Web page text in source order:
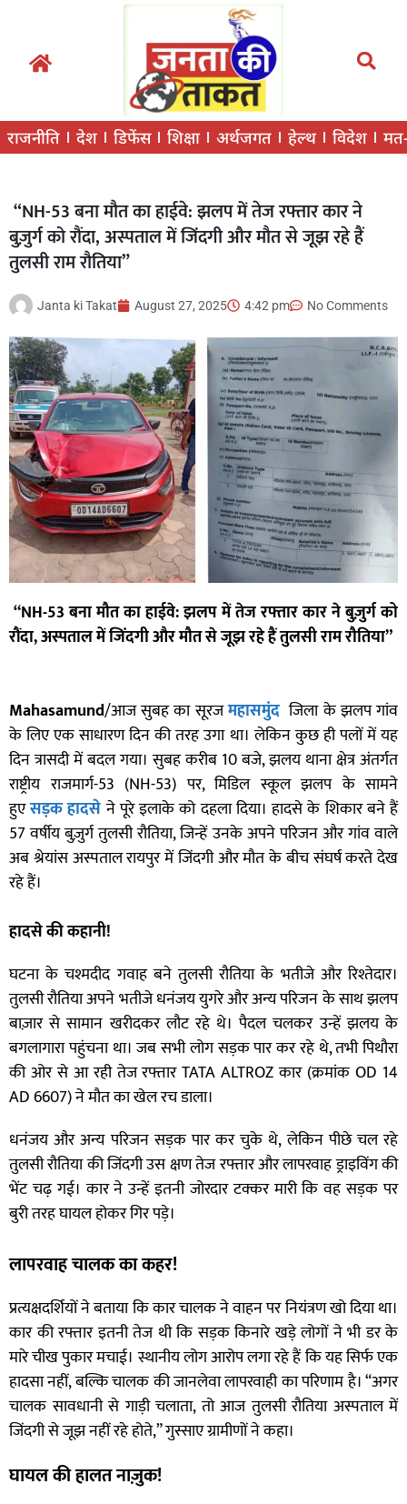
राजनीति देश डिफेंस शिक्षा अर्थजगत हेल्थ विदेश
“NH-53 बना मौत का हाईवे: झलप में तेज रफ्तार कार ने
बुज़ुर्ग को रौंदा, अस्पताल में जिंदगी और मौत से जूझ रहे हैं
तुलसी राम रौतिया”
Janta ki Takat August 27, 2025 4:42 pm No Comments
“NH-53 बना मौत का हाईवे: झलप में तेज रफ्तार कार ने बुज़ुर्ग को
रौंदा, अस्पताल में जिंदगी और मौत से जूझ रहे हैं तुलसी राम रौतिया”
Mahasamund/आज सुबह का सूरजमहासमुंदजिला के झलप गांव
के लिए एक साधारण दिन की तरह उगा था। लेकिन कुछ ही पलों में यह
दिन त्रासदी में बदल गया। सुबह करीब 10 बजे, झलय थाना क्षेत्र अंतर्गत
राष्ट्रीय राजमार्ग-53 (NH-53) पर, मिडिल स्कूल झलप के सामने
हुएसड़क हादसेने पूरे इलाके को दहला दिया। हादसे के शिकार बने हैं
57 वर्षीय बुज़ुर्ग तुलसी रौतिया, जिन्हें उनके अपने परिजन और गांव वाले
अब श्रेयांस अस्पताल रायपुर में जिंदगी और मौत के बीच संघर्ष करते देख
रहे हैं।
हादसे की कहानी!
घटना के चश्मदीद गवाह बने तुलसी रौतिया के भतीजे और रिश्तेदार।
तुलसी रौतिया अपने भतीजे धनंजय युगरे और अन्य परिजन के साथ झलप
बाज़ार से सामान खरीदकर लौट रहे थे। पैदल चलकर उन्हें झलय के
बगलागारा पहुंचना था। जब सभी लोग सड़क पार कर रहे थे, तभी पिथौरा
की ओर से आ रही तेज रफ्तार TATA ALTROZ कार (क्रमांक OD 14
AD 6607) ने मौत का खेल रच डाला।
धनंजय और अन्य परिजन सड़क पार कर चुके थे, लेकिन पीछे चल रहे
तुलसी रौतिया की जिंदगी उस क्षण तेज रफ्तार और लापरवाह ड्राइविंग की
भेंट चढ़ गई। कार ने उन्हें इतनी जोरदार टक्कर मारी कि वह सड़क पर
बुरी तरह घायल होकर गिर पड़े।
लापरवाह चालक का कहर!
प्रत्यक्षदर्शियों ने बताया कि कार चालक ने वाहन पर नियंत्रण खो दिया था।
कार की रफ्तार इतनी तेज थी कि सड़क किनारे खड़े लोगों ने भी डर के
मारे चीख पुकार मचाई। स्थानीय लोग आरोप लगा रहे हैं कि यह सिर्फ एक
हादसा नहीं, बल्कि चालक की जानलेवा लापरवाही का परिणाम है। “अगर
चालक सावधानी से गाड़ी चलाता, तो आज तुलसी रौतिया अस्पताल में
जिंदगी से जूझ नहीं रहे होते,” गुस्साए ग्रामीणों ने कहा।
घायल की हालत नाज़ुक!